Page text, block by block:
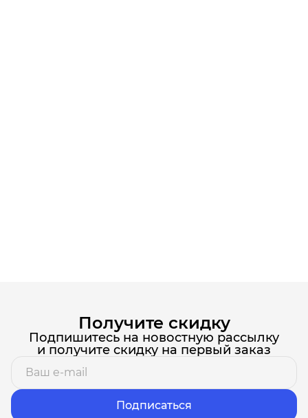
Получите скидку
Подпишитесь на новостную рассылку
и получите скидку на первый заказ
Подписаться